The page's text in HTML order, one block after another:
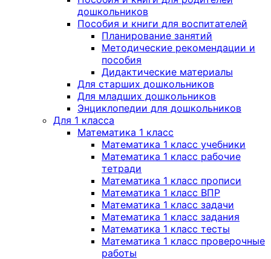
дошкольников
Пособия и книги для воспитателей
Планирование занятий
Методические рекомендации и
пособия
Дидактические материалы
Для старших дошкольников
Для младших дошкольников
Энциклопедии для дошкольников
Для 1 класса
Математика 1 класс
Математика 1 класс учебники
Математика 1 класс рабочие
тетради
Математика 1 класс прописи
Математика 1 класс ВПР
Математика 1 класс задачи
Математика 1 класс задания
Математика 1 класс тесты
Математика 1 класс проверочные
работы